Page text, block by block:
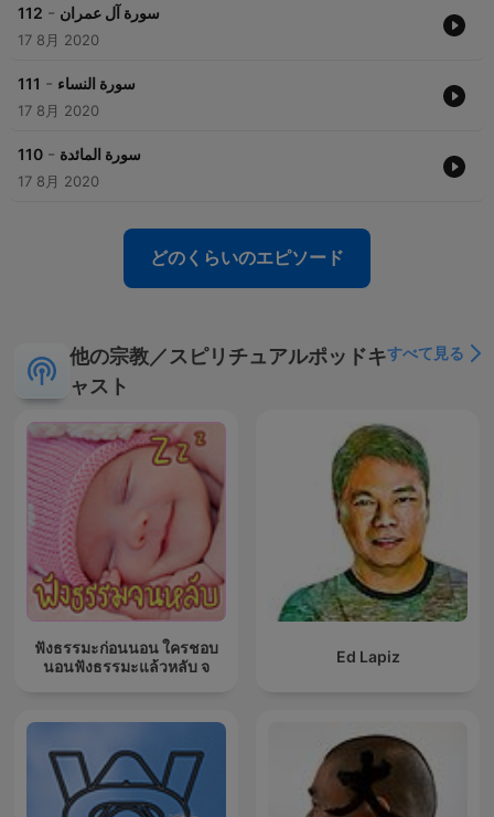
112 - سورة آل عمران
17 8月 2020
111 - سورة النساء
17 8月 2020
110 - سورة المائدة
17 8月 2020
どのくらいのエピソード
他の宗教／スピリチュアルポッドキ
ャスト
すべて見る
ฟังธรรมะก่อนนอน ใครชอบ
นอนฟังธรรมะแล้วหลับ จ
Ed Lapiz